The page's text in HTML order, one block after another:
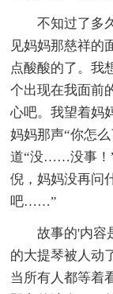
不知过了多
见妈妈那慈祥的
点酸酸的了。我
个出现在我面前
心吧。我望着妈
妈妈那声“你怎
道“没……没事！
倪，妈妈没再问
吧……”
故事的'内容
的大提琴被人动
当所有人都等着